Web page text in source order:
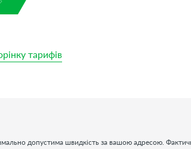
тарифів
допустима швидкість за вашою адресою.